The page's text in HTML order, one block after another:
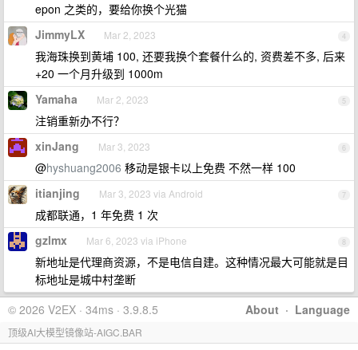
epon 之类的，要给你换个光猫
4
JimmyLX Mar 2, 2023
我海珠换到黄埔 100, 还要我换个套餐什么的, 资费差不多, 后来
+20 一个月升级到 1000m
5
Yamaha Mar 2, 2023
注销重新办不行？
6
xinJang Mar 3, 2023
@hyshuang2006 移动是银卡以上免费 不然一样 100
7
itianjing Mar 3, 2023 via Android
成都联通，1 年免费 1 次
8
gzlmx Mar 6, 2023 via iPhone
新地址是代理商资源，不是电信自建。这种情况最大可能就是目
标地址是城中村垄断
About · Language
© 2026 V2EX · 34ms · 3.9.8.5
顶级AI大模型镜像站-AIGC.BAR